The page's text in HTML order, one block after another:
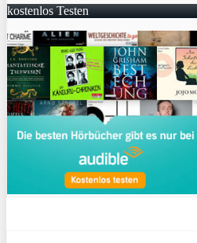
kostenlos Testen